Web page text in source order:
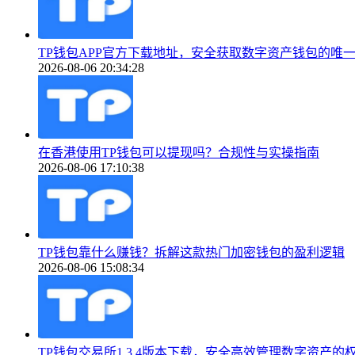
TP钱包APP官方下载地址，安全获取数字资产钱包的唯
2026-08-06 20:34:28
在香港使用TP钱包可以提现吗？合规性与实操指南
2026-08-06 17:10:38
TP钱包靠什么赚钱？拆解这款热门加密钱包的盈利逻辑
2026-08-06 15:08:34
TP钱包交易所1.3.4版本下载，安全高效管理数字资产的